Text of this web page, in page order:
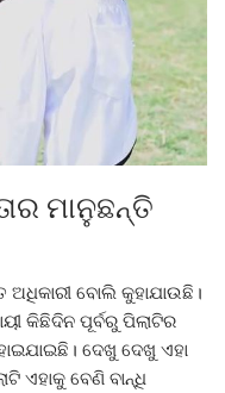
ମାନୁଛନ୍ତି
ଅଧିକାରୀ ବୋଲି କୁହାଯାଉଛି।
କିଛିଦିନ ପୂର୍ବରୁ ପିଲାଟିର
ଦେଖୁ ଦେଖୁ ଏହା
ଏହାକୁ ବେଣି ବାନ୍ଧି